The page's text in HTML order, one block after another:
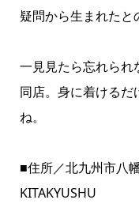
疑問から生まれたと
一見見たら忘れられ
同店。身に着ける
ね。
■住所／北九州市八
KITAKYUSHU